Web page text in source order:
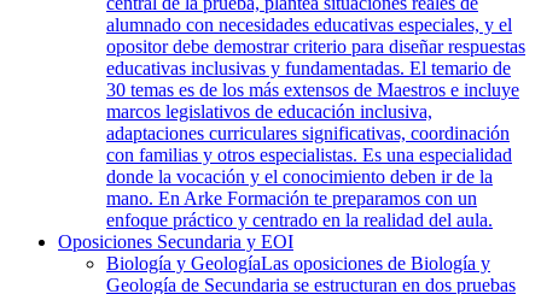
alumnado con necesidades educativas especiales, y el
opositor debe demostrar criterio para diseñar respuestas
educativas inclusivas y fundamentadas. El temario de
30 temas es de los más extensos de Maestros e incluye
marcos legislativos de educación inclusiva,
adaptaciones curriculares significativas, coordinación
con familias y otros especialistas. Es una especialidad
donde la vocación y el conocimiento deben ir de la
mano. En Arke Formación te preparamos con un
enfoque práctico y centrado en la realidad del aula.
Oposiciones Secundaria y EOI
Biología y GeologíaLas oposiciones de Biología y
Geología de Secundaria se estructuran en dos pruebas